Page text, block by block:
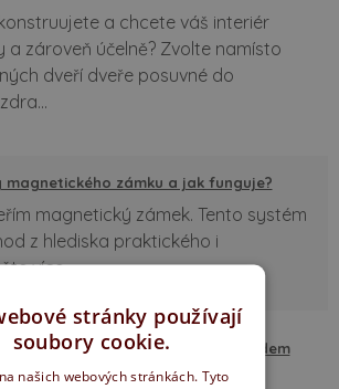
a chcete váš interiér
a zároveň účelně? Zvolte namísto
dveří dveře posuvné do
magnetického zámku a jak funguje?
magnetický zámek. Tento systém
z hlediska praktického i
více...
podlahy mezi místnostmi s ohledem
stránky používají
soubory cookie.
našich webových stránkách. Tyto